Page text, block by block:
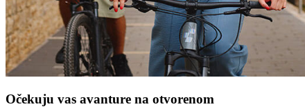
Očekuju vas avanture na otvorenom